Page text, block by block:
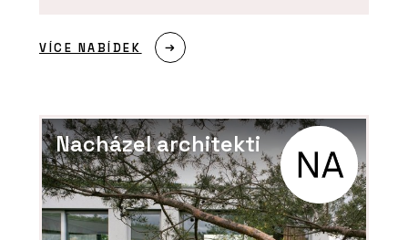
VÍCE NABÍDEK
Nacházel architekti